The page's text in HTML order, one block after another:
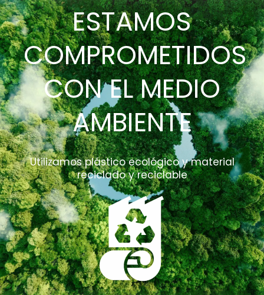
ESTAMOS
COMPROMETIDOS
CON EL MEDIO
AMBIENTE
Utilizamos plástico ecológico y material
reciclado y reciclable